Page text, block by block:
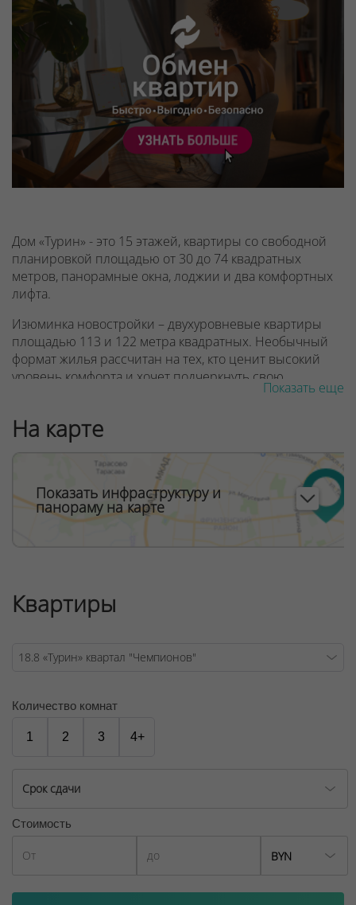
Дом «Турин» - это 15 этажей, квартиры со свободной
планировкой площадью от 30 до 74 квадратных
метров, панорамные окна, лоджии и два комфортных
лифта.
Изюминка новостройки – двухуровневые квартиры
площадью 113 и 122 метра квадратных. Необычный
формат жилья рассчитан на тех, кто ценит высокий
уровень комфорта и хочет подчеркнуть свою
ООО "Твоя столицаконсалт", УНП 190285638, лицензия
№02240/129 от 06.09.06г.
Договор на оказание риэлтерских услуг № 447/6, от
04.09.2025
Показать еще
На карте
Показать инфраструктуру и
панораму на карте
Квартиры
Количество комнат
1 2 3 4+
Срок сдачи
Стоимость
BYN